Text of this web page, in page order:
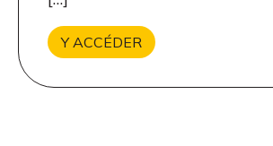
Y ACCÉDER